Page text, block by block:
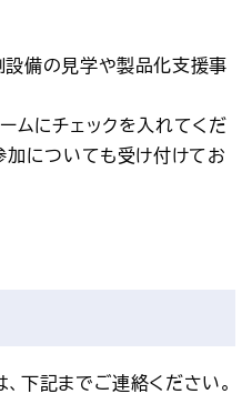
設備の見学や製品化支援事
ムにチェックを入れてくだ
加についても受け付けてお
下記までご連絡ください。